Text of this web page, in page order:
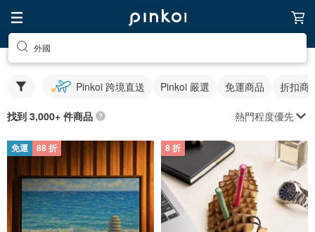
外國
Pinkoi 跨境直送 Pinkoi 嚴選 免運商品 折扣商
找到 3,000+ 件商品 熱門程度優先
免運 88 折 8 折